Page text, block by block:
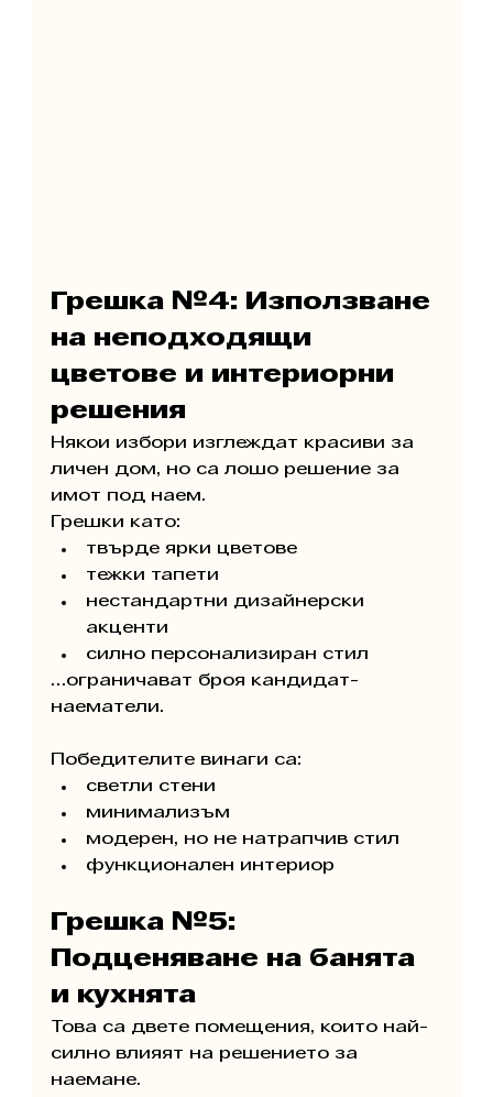
Грешка №4: Използване
на неподходящи
цветове и интериорни
решения
Някои избори изглеждат красиви за
личен дом, но са лошо решение за
имот под наем.
Грешки като:
твърде ярки цветове
тежки тапети
нестандартни дизайнерски
акценти
силно персонализиран стил
…ограничават броя кандидат-
наематели.
Победителите винаги са:
светли стени
минимализъм
модерен, но не натрапчив стил
функционален интериор
Грешка №5:
Подценяване на банята
и кухнята
Това са двете помещения, които най-
силно влияят на решението за
наемане.